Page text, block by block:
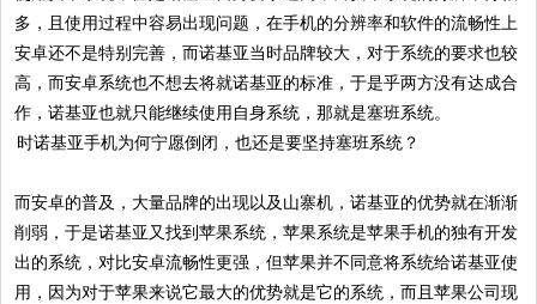
多，且使用过程中容易出现问题，在手机的分辨率和软件的流畅性上
安卓还不是特别完善，而诺基亚当时品牌较大，对于系统的要求也较
高，而安卓系统也不想去将就诺基亚的标准，于是乎两方没有达成合
作，诺基亚也就只能继续使用自身系统，那就是塞班系统。
​而安卓的普及，大量品牌的出现以及山寨机，诺基亚的优势就在渐渐
削弱，于是诺基亚又找到苹果系统，苹果系统是苹果手机的独有开发
出的系统，对比安卓流畅性更强，但苹果并不同意将系统给诺基亚使
用，因为对于苹果来说它最大的优势就是它的系统，而且苹果公司现